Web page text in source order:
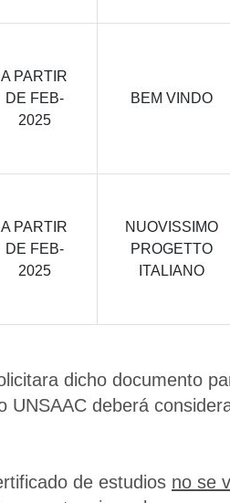
A PARTIR
DE FEB-
2025
BEM VINDO
A PARTIR
DE FEB-
2025
NUOVISSIMO
PROGETTO
ITALIANO
dicho documento
UNSAAC deberá
de estudios no se